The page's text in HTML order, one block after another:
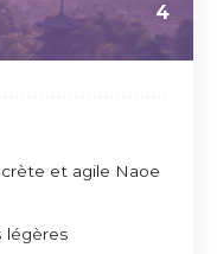
4
et agile Naoe
légères